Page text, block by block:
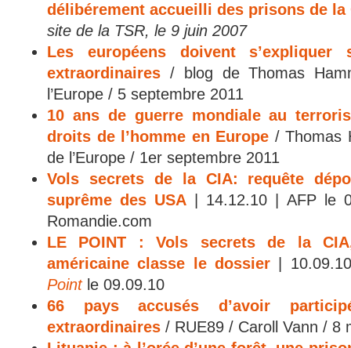
délibérement accueilli des prisons de la
site de la TSR, le 9 juin 2007
Les européens doivent
extraordinaires / blog de Thomas
l’Europe / 5 septembre 2011
10 ans de guerre mondiale au
droits de l’homme en Europe / Thomas
de l’Europe / 1er septembre 2011
Vols secrets de la CIA: requête
suprême des USA | 14.12.10 | AFP le
Romandie.com
LE POINT : Vols secrets de la
américaine classe le dossier|
Pointle 09.09.10
66 pays accusés d’avoir
extraordinaires / RUE89 / Caroll Vann / 8